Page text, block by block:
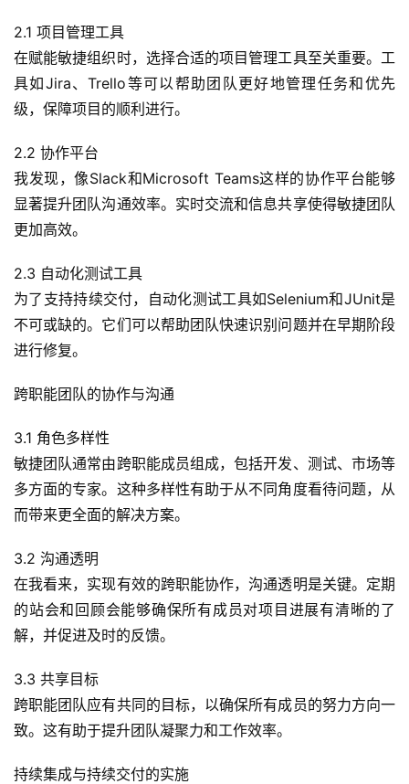
2.1 项目管理工具
在赋能敏捷组织时，选择合适的项目管理工具至关重要。工
具如Jira、Trello等可以帮助团队更好地管理任务和优先
级，保障项目的顺利进行。
2.2 协作平台
我发现，像Slack和Microsoft Teams这样的协作平台能够
显著提升团队沟通效率。实时交流和信息共享使得敏捷团队
更加高效。
2.3 自动化测试工具
为了支持持续交付，自动化测试工具如Selenium和JUnit是
不可或缺的。它们可以帮助团队快速识别问题并在早期阶段
进行修复。
跨职能团队的协作与沟通
3.1 角色多样性
敏捷团队通常由跨职能成员组成，包括开发、测试、市场等
多方面的专家。这种多样性有助于从不同角度看待问题，从
而带来更全面的解决方案。
3.2 沟通透明
在我看来，实现有效的跨职能协作，沟通透明是关键。定期
的站会和回顾会能够确保所有成员对项目进展有清晰的了
解，并促进及时的反馈。
3.3 共享目标
跨职能团队应有共同的目标，以确保所有成员的努力方向一
致。这有助于提升团队凝聚力和工作效率。
持续集成与持续交付的实施